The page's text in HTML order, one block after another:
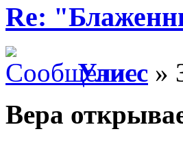
Re:
Улисс »
Вера